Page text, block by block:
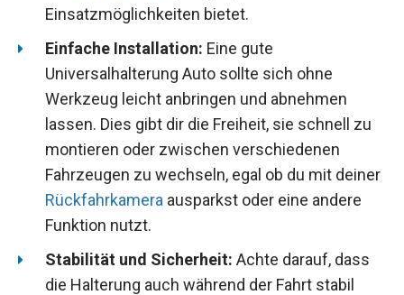
Einsatzmöglichkeiten bietet.
Einfache Installation: Eine gute
Universalhalterung Auto sollte sich ohne
Werkzeug leicht anbringen und abnehmen
lassen. Dies gibt dir die Freiheit, sie schnell zu
montieren oder zwischen verschiedenen
Fahrzeugen zu wechseln, egal ob du mit deiner
Rückfahrkamera ausparkst oder eine andere
Funktion nutzt.
Stabilität und Sicherheit: Achte darauf, dass
die Halterung auch während der Fahrt stabil